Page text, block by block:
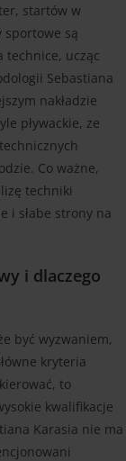
startów w
sportowe są
technice, ucząc
Sebastiana
nakładzie
pływackie, ze
Co ważne,
techniki
i słabe strony na
i dlaczego
być wyzwaniem,
kryteria
to
kwalifikacje
Karasia nie ma